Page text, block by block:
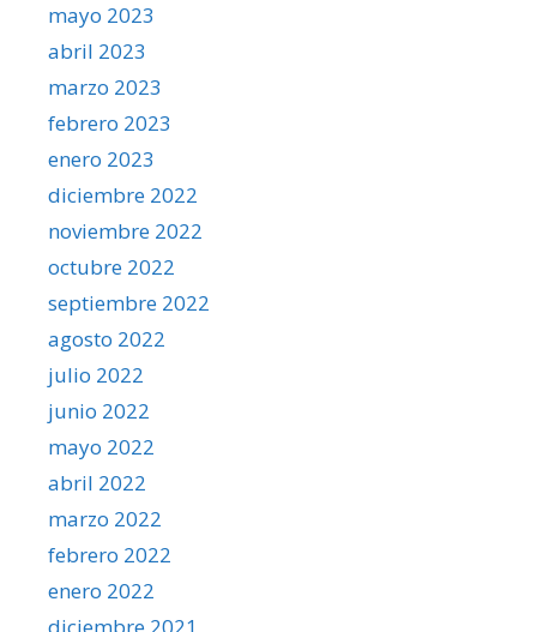
mayo 2023
abril 2023
marzo 2023
febrero 2023
enero 2023
diciembre 2022
noviembre 2022
octubre 2022
septiembre 2022
agosto 2022
julio 2022
junio 2022
mayo 2022
abril 2022
marzo 2022
febrero 2022
enero 2022